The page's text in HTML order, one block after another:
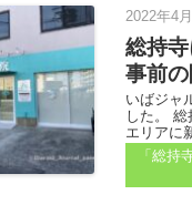
2022年4
総持
事前
いばジャ
した。
エリアに
「総持